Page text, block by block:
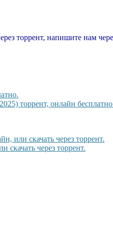
торрент, напишите нам
торрент, онлайн
или скачать через торрент.
скачать через торрент.